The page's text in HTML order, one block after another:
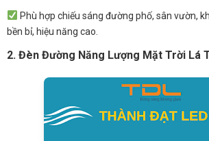
Phù hợp chiếu sáng đường phố, sân vườn,
bền bỉ, hiệu năng cao.
2. Đèn Đường Năng Lượng Mặt Trời Lá